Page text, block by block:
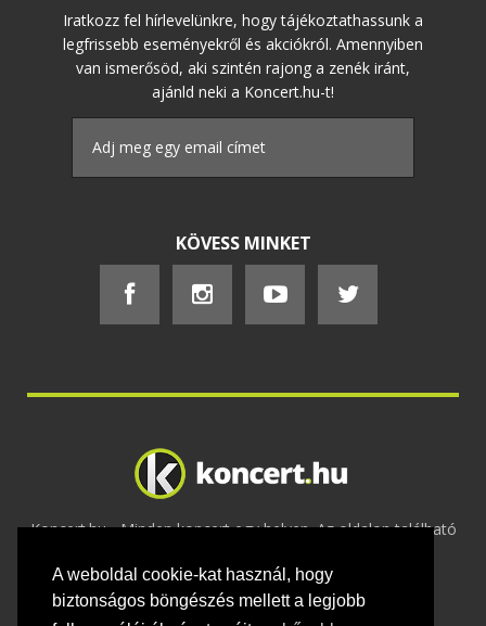
A weboldal cookie-kat használ, hogy
biztonságos böngészés mellett a legjobb
Iratkozz fel hírlevelünkre, hogy tájékoztathassunk a
legfrissebb eseményekről és akciókról. Amennyiben
van ismerősöd, aki szintén rajong a zenék iránt,
ajánld neki a Koncert.hu-t!
KÖVESS MINKET
Koncert.hu - Minden koncert egy helyen. Az oldalon található
2020 Adatvédelem-ÁSZF-Felhasználási
feltételek-Webmaster- Kapcsolat és üzenet küldés